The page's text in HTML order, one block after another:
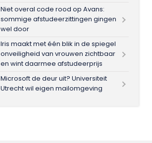
Niet overal code rood op Avans:
sommige afstudeerzittingen gingen
wel door
Iris maakt met één blik in de spiegel
onveiligheid van vrouwen zichtbaar
en wint daarmee afstudeerprijs
Microsoft de deur uit? Universiteit
Utrecht wil eigen mailomgeving